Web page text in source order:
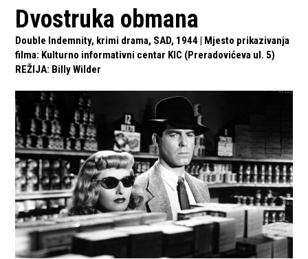
Dvostruka obmana
Double Indemnity, krimi drama, SAD, 1944 | Mjesto prikazivanja
filma: Kulturno informativni centar KIC (Preradovićeva ul. 5)
REŽIJA: Billy Wilder